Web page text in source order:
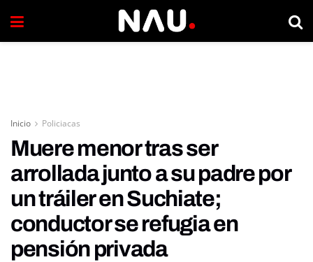
Inicio Policiacas
Muere menor tras ser
arrollada junto a su padre por
un tráiler en Suchiate;
conductor se refugia en
pensión privada